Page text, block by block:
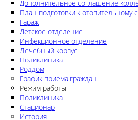
Дополнительное соглашение
План подготовки к отопительному
Гараж
Детское отделение
Инфекционное отделение
Лечебный корпус
Поликлиника
Роддом
График приема граждан
Режим работы
Поликлиника
Стационар
История